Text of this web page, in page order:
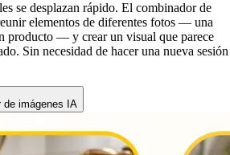
se desplazan rápido. El combinador de
elementos de diferentes fotos — una
producto — y crear un visual que parece
Sin necesidad de hacer una nueva sesión
de imágenes IA